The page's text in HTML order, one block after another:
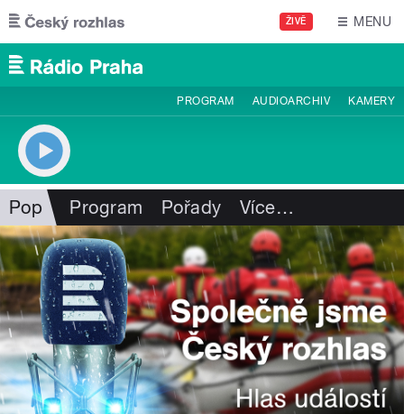
Přejít k hlavnímu obsahu
ŽIVĚ MENU
PROGRAM AUDIOARCHIV KAMERY
Pop Program Pořady Více…